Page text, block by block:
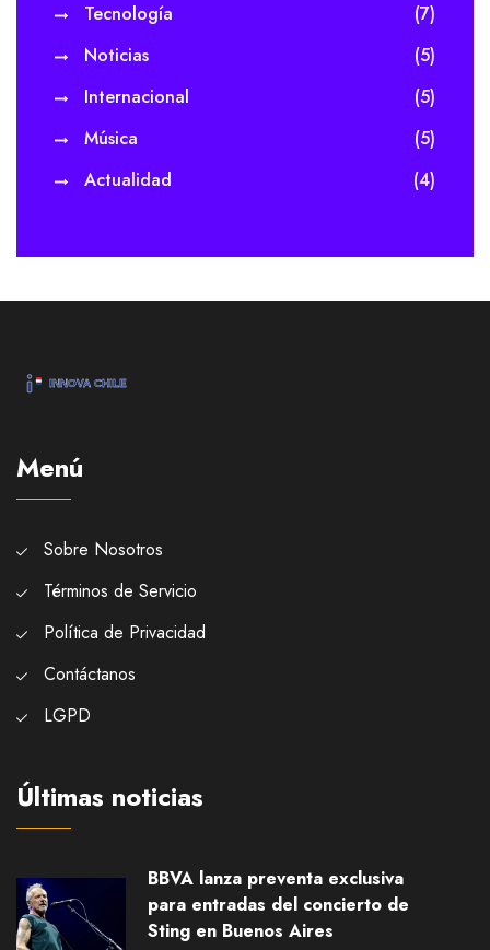
Tecnología
(7)
Noticias
(5)
Internacional
(5)
Música
(5)
Actualidad
(4)
Menú
Sobre Nosotros
Términos de Servicio
Política de Privacidad
Contáctanos
LGPD
Últimas noticias
BBVA lanza preventa exclusiva
para entradas del concierto de
Sting en Buenos Aires